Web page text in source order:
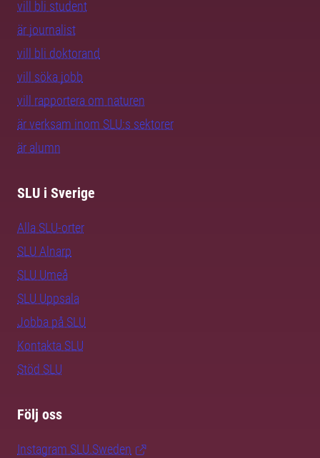
vill bli student
är journalist
vill bli doktorand
vill söka jobb
vill rapportera om naturen
är verksam inom SLU:s sektorer
är alumn
SLU i Sverige
Alla SLU-orter
SLU Alnarp
SLU Umeå
SLU Uppsala
Jobba på SLU
Kontakta SLU
Stöd SLU
Följ oss
Instagram SLU.Sweden